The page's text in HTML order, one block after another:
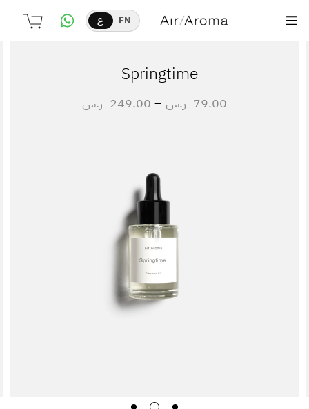
ع EN
Springtime
79.00 ر.س –
249.00 ر.س